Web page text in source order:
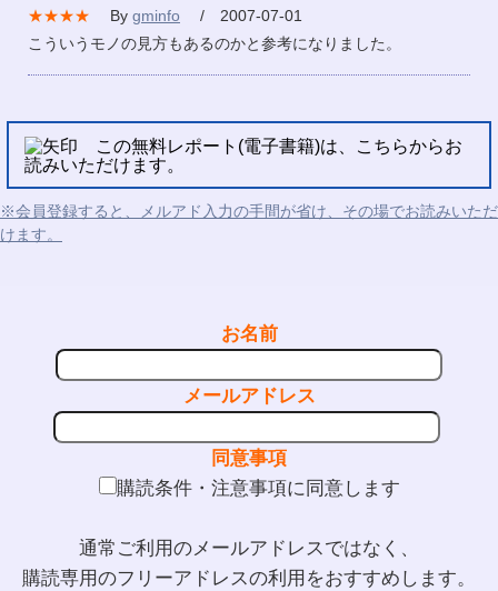
★★★★ By gminfo
/ 2007-07-01
こういうモノの見方もあるのかと参考になりました。
この無料レポート(電子書籍)は、こちらからお
読みいただけます。
※会員登録すると、メルアド入力の手間が省け、その場でお読みいただ
けます。
お名前
メールアドレス
同意事項
購読条件・注意事項に同意します
通常ご利用のメールアドレスではなく、
購読専用のフリーアドレスの利用をおすすめします。